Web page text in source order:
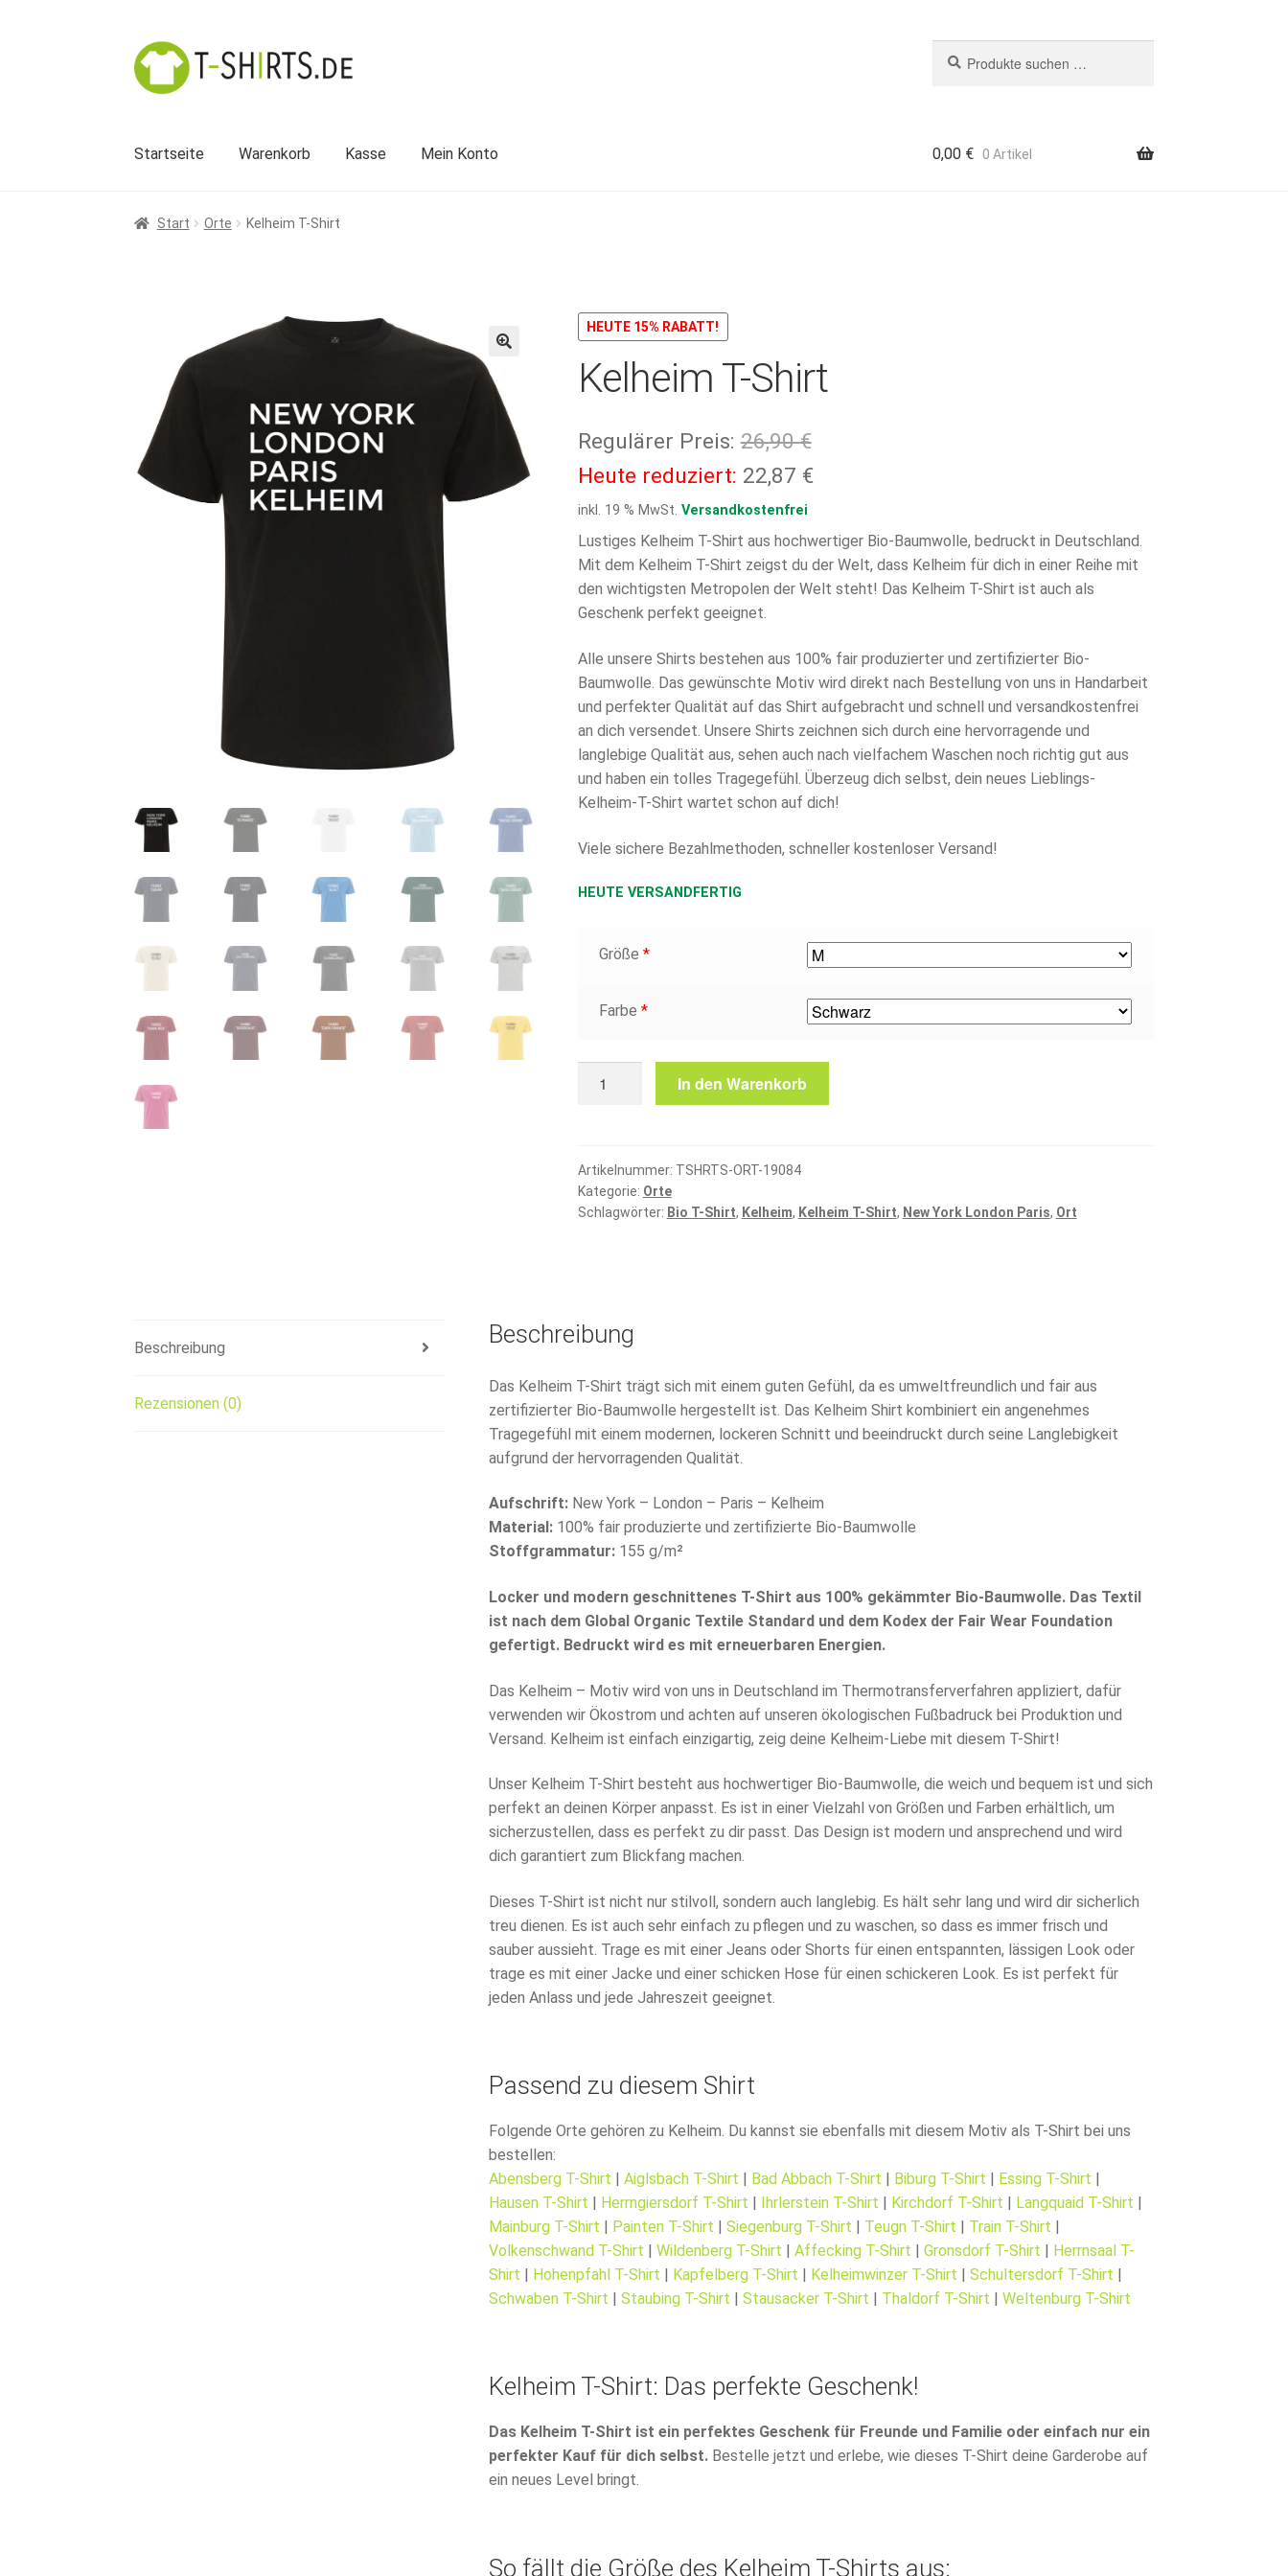
Zur
Navigation
springen
Zum
Inhalt
springen
nach:
Startseite Warenkorb Kasse Mein Konto 0,00 € 0 Artikel
Start Orte Kelheim T-Shirt
HEUTE 15% RABATT!
Kelheim T-Shirt
Regulärer Preis: 26,90€Ursprünglicher
Preis
26,90 €
Heute reduziert: 22,87 €Aktueller
ist:
22,87 €.
inkl. 19 % MwSt. Versandkostenfrei
Lustiges Kelheim T-Shirt aus hochwertiger Bio-Baumwolle, bedruckt in Deutschland.
Mit dem Kelheim T-Shirt zeigst du der Welt, dass Kelheim für dich in einer Reihe mit
den wichtigsten Metropolen der Welt steht! Das Kelheim T-Shirt ist auch als
Geschenk perfekt geeignet.
Alle unsere Shirts bestehen aus 100% fair produzierter und zertifizierter Bio-
Baumwolle. Das gewünschte Motiv wird direkt nach Bestellung von uns in Handarbeit
und perfekter Qualität auf das Shirt aufgebracht und schnell und versandkostenfrei
an dich versendet. Unsere Shirts zeichnen sich durch eine hervorragende und
langlebige Qualität aus, sehen auch nach vielfachem Waschen noch richtig gut aus
und haben ein tolles Tragegefühl. Überzeug dich selbst, dein neues Lieblings-
Kelheim-T-Shirt wartet schon auf dich!
Viele sichere Bezahlmethoden, schneller kostenloser Versand!
HEUTE VERSANDFERTIG
Größe *
Farbe *
In den Warenkorb
Artikelnummer: TSHRTS-ORT-19084
Kategorie: Orte
Schlagwörter: Bio T-Shirt, Kelheim, Kelheim T-Shirt, New York London Paris, Ort
Beschreibung
Rezensionen (0)
Beschreibung
Das Kelheim T-Shirt trägt sich mit einem guten Gefühl, da es umweltfreundlich und fair aus
zertifizierter Bio-Baumwolle hergestellt ist. Das Kelheim Shirt kombiniert ein angenehmes
Tragegefühl mit einem modernen, lockeren Schnitt und beeindruckt durch seine Langlebigkeit
aufgrund der hervorragenden Qualität.
Aufschrift: New York – London – Paris – Kelheim
Material: 100% fair produzierte und zertifizierte Bio-Baumwolle
Stoffgrammatur: 155 g/m²
Locker und modern geschnittenes T-Shirt aus 100% gekämmter Bio-Baumwolle. Das Textil
ist nach dem Global Organic Textile Standard und dem Kodex der Fair Wear Foundation
gefertigt. Bedruckt wird es mit erneuerbaren Energien.
Das Kelheim – Motiv wird von uns in Deutschland im Thermotransferverfahren appliziert, dafür
verwenden wir Ökostrom und achten auf unseren ökologischen Fußbadruck bei Produktion und
Versand. Kelheim ist einfach einzigartig, zeig deine Kelheim-Liebe mit diesem T-Shirt!
Unser Kelheim T-Shirt besteht aus hochwertiger Bio-Baumwolle, die weich und bequem ist und sich
perfekt an deinen Körper anpasst. Es ist in einer Vielzahl von Größen und Farben erhältlich, um
sicherzustellen, dass es perfekt zu dir passt. Das Design ist modern und ansprechend und wird
dich garantiert zum Blickfang machen.
Dieses T-Shirt ist nicht nur stilvoll, sondern auch langlebig. Es hält sehr lang und wird dir sicherlich
treu dienen. Es ist auch sehr einfach zu pflegen und zu waschen, so dass es immer frisch und
sauber aussieht. Trage es mit einer Jeans oder Shorts für einen entspannten, lässigen Look oder
trage es mit einer Jacke und einer schicken Hose für einen schickeren Look. Es ist perfekt für
jeden Anlass und jede Jahreszeit geeignet.
Passend zu diesem Shirt
Folgende Orte gehören zu Kelheim. Du kannst sie ebenfalls mit diesem Motiv als T-Shirt bei uns
bestellen:
Abensberg T-Shirt |Aiglsbach T-Shirt | Bad Abbach T-Shirt | Biburg T-Shirt | Essing T-Shirt |
Hausen T-Shirt | Herrngiersdorf T-Shirt | Ihrlerstein T-Shirt | Kirchdorf T-Shirt | Langquaid T-Shirt |
Mainburg T-Shirt | Painten T-Shirt |Siegenburg T-Shirt | Teugn T-Shirt | Train T-Shirt |
Volkenschwand T-Shirt |Wildenberg T-Shirt |Affecking T-Shirt |Gronsdorf T-Shirt | Herrnsaal T-
Shirt | Hohenpfahl T-Shirt | Kapfelberg T-Shirt | Kelheimwinzer T-Shirt |Schultersdorf T-Shirt |
Schwaben T-Shirt |Staubing T-Shirt |Stausacker T-Shirt | Thaldorf T-Shirt |Weltenburg T-Shirt
Kelheim T-Shirt: Das perfekte Geschenk!
Das Kelheim T-Shirt ist ein perfektes Geschenk für Freunde und Familie oder einfach nur ein
perfekter Kauf für dich selbst. Bestelle jetzt und erlebe, wie dieses T-Shirt deine Garderobe auf
ein neues Level bringt.
So fällt die Größe des Kelheim T-Shirts aus: